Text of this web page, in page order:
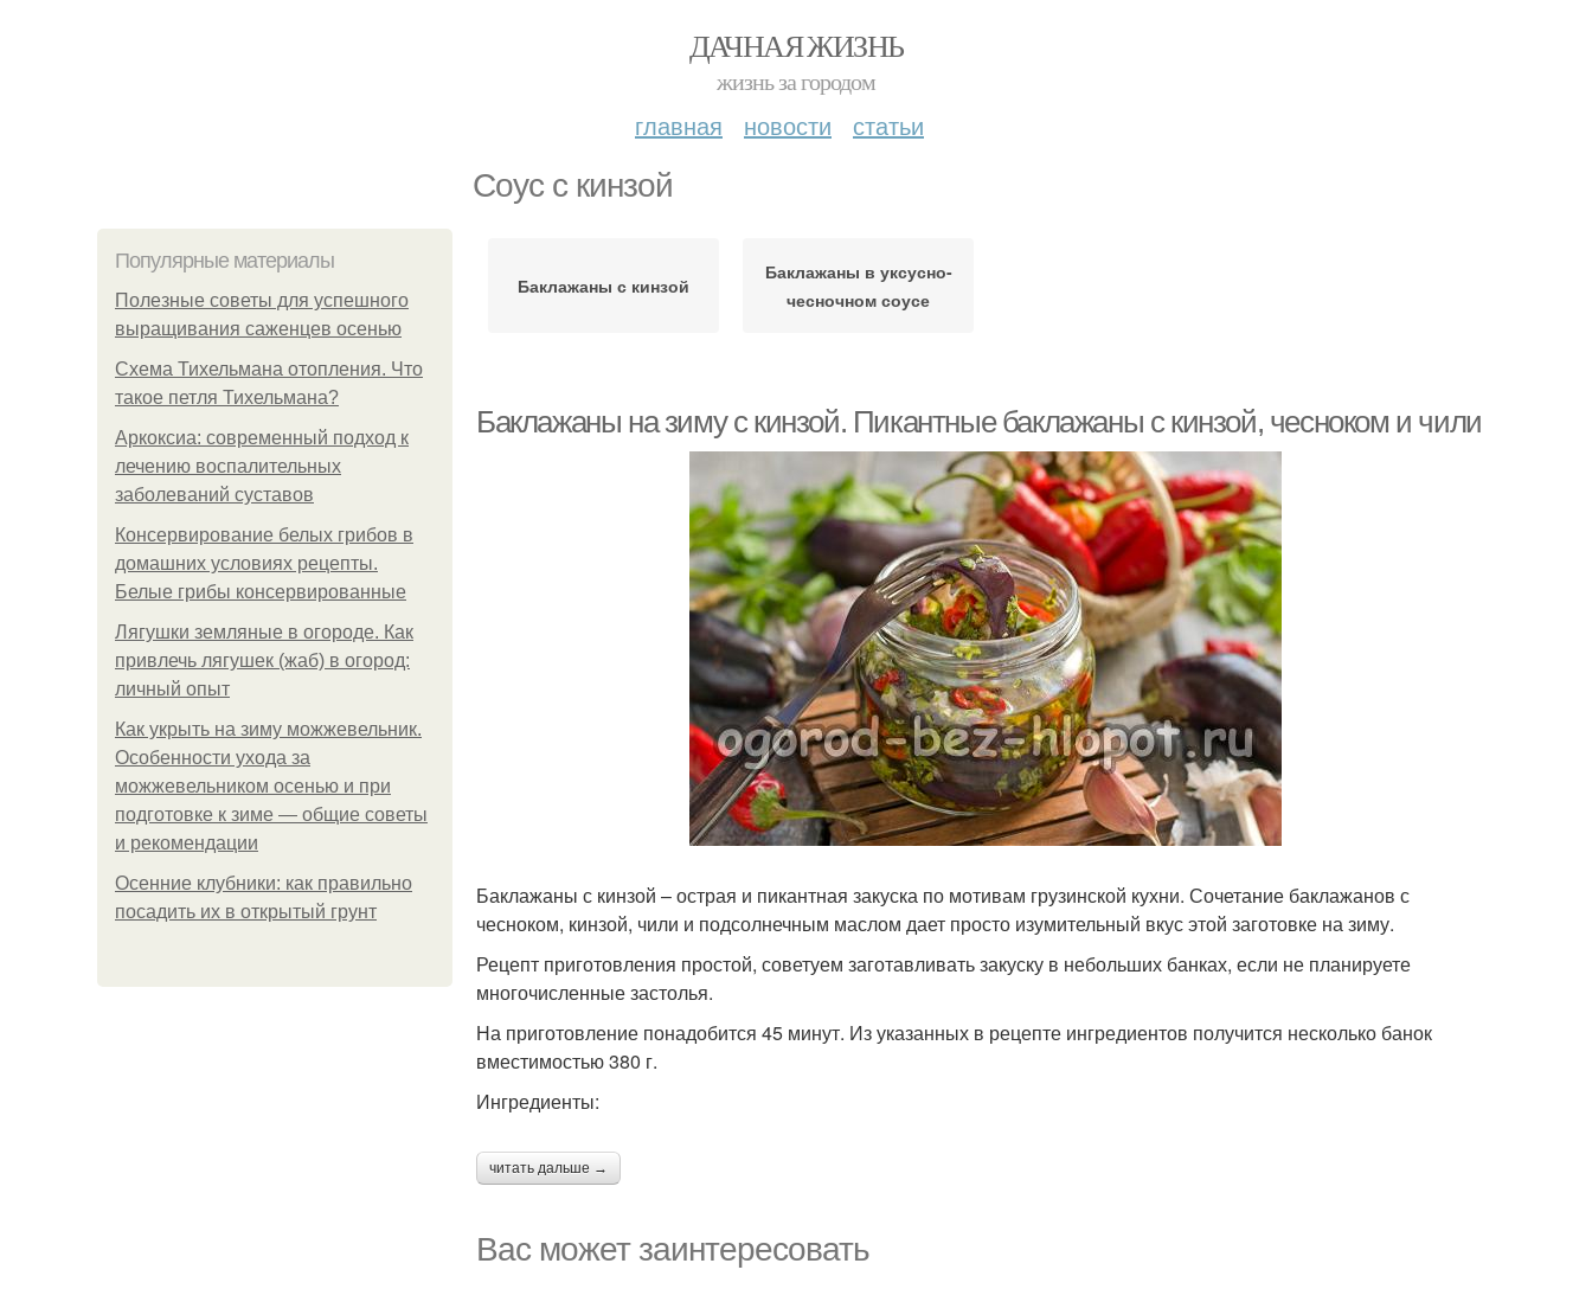
ДАЧНАЯ ЖИЗНЬ
жизнь за городом
главная новости статьи
Соус с кинзой
Популярные материалы
Полезные советы для успешного
выращивания саженцев осенью
Схема Тихельмана отопления. Что
такое петля Тихельмана?
Аркоксиа: современный подход к
лечению воспалительных
заболеваний суставов
Консервирование белых грибов в
домашних условиях рецепты.
Белые грибы консервированные
Лягушки земляные в огороде. Как
привлечь лягушек (жаб) в огород:
личный опыт
Как укрыть на зиму можжевельник.
Особенности ухода за
можжевельником осенью и при
подготовке к зиме — общие советы
и рекомендации
Осенние клубники: как правильно
посадить их в открытый грунт
Баклажаны с кинзой
Баклажаны в уксусно-
чесночном соусе
Баклажаны на зиму с кинзой. Пикантные баклажаны с кинзой, чесноком и чили
Баклажаны с кинзой – острая и пикантная закуска по мотивам грузинской кухни. Сочетание баклажанов с
чесноком, кинзой, чили и подсолнечным маслом дает просто изумительный вкус этой заготовке на зиму.
Рецепт приготовления простой, советуем заготавливать закуску в небольших банках, если не планируете
многочисленные застолья.
На приготовление понадобится 45 минут. Из указанных в рецепте ингредиентов получится несколько банок
вместимостью 380 г.
Ингредиенты:
читать дальше →
Вас может заинтересовать